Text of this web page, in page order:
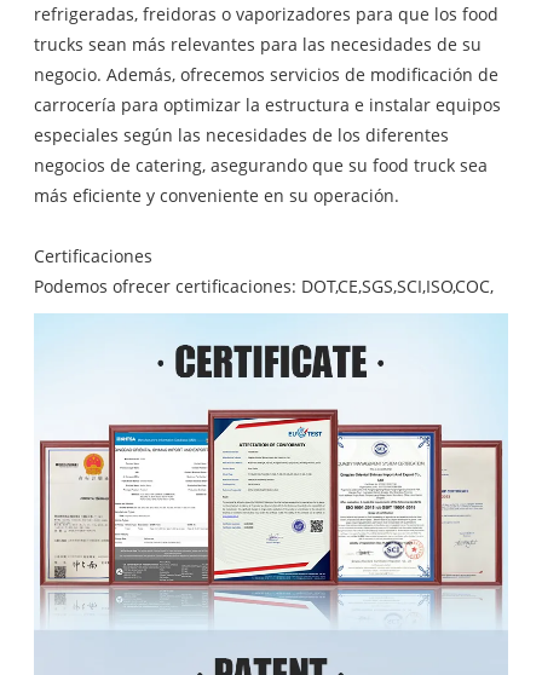
refrigeradas, freidoras o vaporizadores para que los food
trucks sean más relevantes para las necesidades de su
negocio. Además, ofrecemos servicios de modificación de
carrocería para optimizar la estructura e instalar equipos
especiales según las necesidades de los diferentes
negocios de catering, asegurando que su food truck sea
más eficiente y conveniente en su operación.
Certificaciones
Podemos ofrecer certificaciones: DOT,CE,SGS,SCI,ISO,COC,